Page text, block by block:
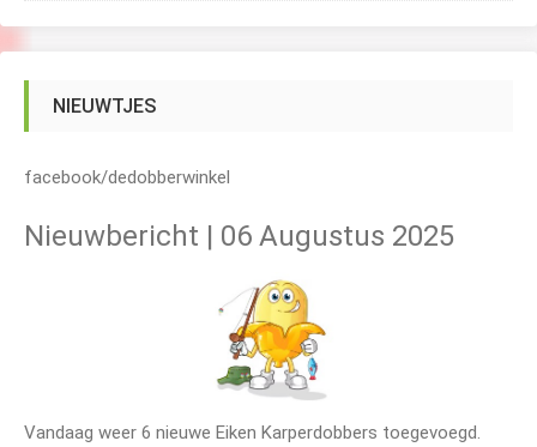
NIEUWTJES
facebook/dedobberwinkel
Nieuwbericht | 06 Augustus 2025
Vandaag weer 6 nieuwe Eiken Karperdobbers toegevoegd.